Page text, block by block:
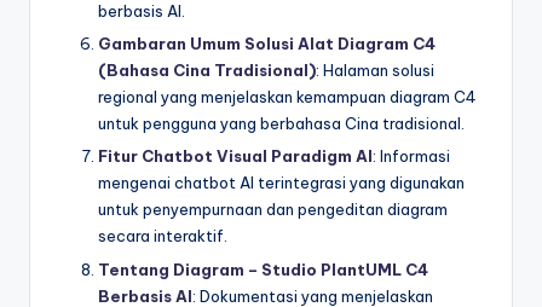
berbasis AI.
Gambaran Umum Solusi Alat Diagram C4
(Bahasa Cina Tradisional): Halaman solusi
regional yang menjelaskan kemampuan diagram C4
untuk pengguna yang berbahasa Cina tradisional.
Fitur Chatbot Visual Paradigm AI: Informasi
mengenai chatbot AI terintegrasi yang digunakan
untuk penyempurnaan dan pengeditan diagram
secara interaktif.
Tentang Diagram – Studio PlantUML C4
Berbasis AI: Dokumentasi yang menjelaskan